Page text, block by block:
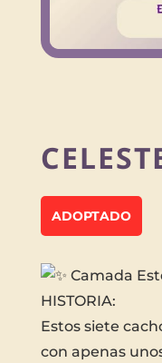
ADOPTADO
Camada
HISTORIA:
Estos siete
con apenas